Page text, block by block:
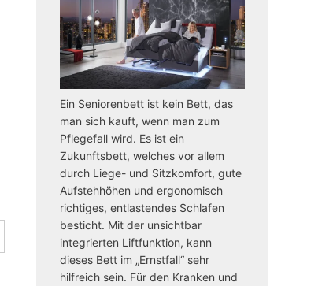
Ein Seniorenbett ist kein Bett, das
man sich kauft, wenn man zum
Pflegefall wird. Es ist ein
Zukunftsbett, welches vor allem
durch Liege- und Sitzkomfort, gute
Aufstehhöhen und ergonomisch
richtiges, entlastendes Schlafen
besticht. Mit der unsichtbar
integrierten Liftfunktion, kann
dieses Bett im „Ernstfall“ sehr
hilfreich sein. Für den Kranken und